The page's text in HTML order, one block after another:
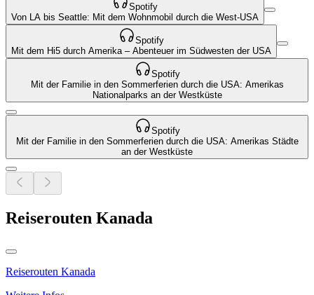
Spotify
Von LA bis Seattle: Mit dem Wohnmobil durch die West-USA
Spotify
Mit dem Hi5 durch Amerika – Abenteuer im Südwesten der USA
Spotify
Mit der Familie in den Sommerferien durch die USA: Amerikas
Nationalparks an der Westküste
Spotify
Mit der Familie in den Sommerferien durch die USA: Amerikas Städte
an der Westküste
Reiserouten Kanada
Reiserouten Kanada